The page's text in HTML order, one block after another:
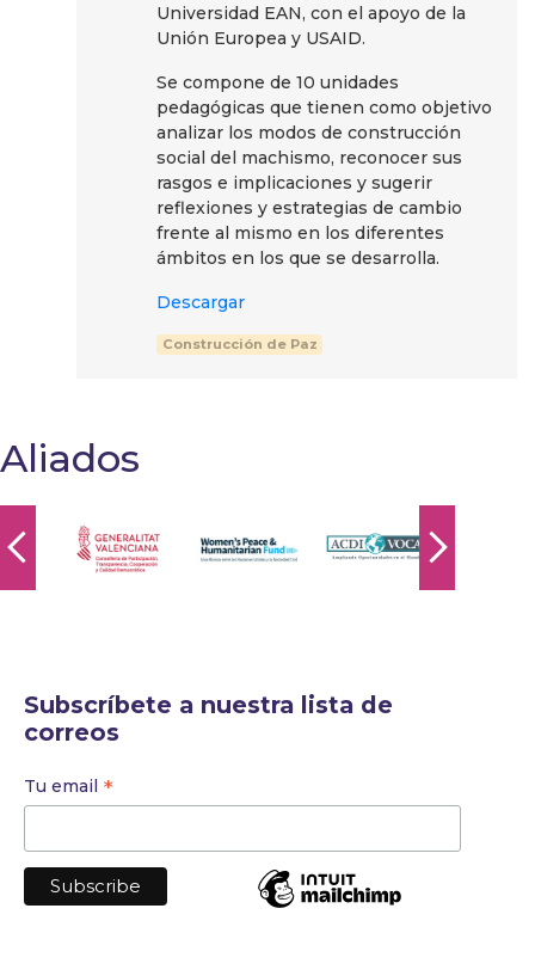
Universidad EAN, con el apoyo de la
Unión Europea y USAID.
Se compone de 10 unidades
pedagógicas que tienen como objetivo
analizar los modos de construcción
social del machismo, reconocer sus
rasgos e implicaciones y sugerir
reflexiones y estrategias de cambio
frente al mismo en los diferentes
ámbitos en los que se desarrolla.
Descargar
Construcción de Paz
Aliados
Subscríbete a nuestra lista de
correos
Tu email *